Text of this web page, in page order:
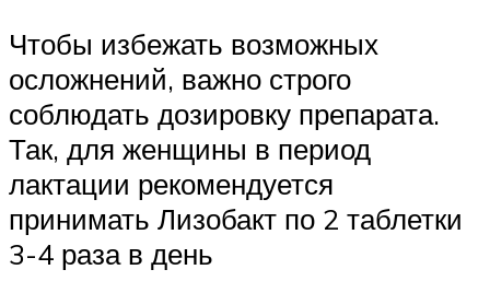
Чтобы избежать возможных
осложнений, важно строго
соблюдать дозировку препарата.
Так, для женщины в период
лактации рекомендуется
принимать Лизобакт по 2 таблетки
3-4 раза в день